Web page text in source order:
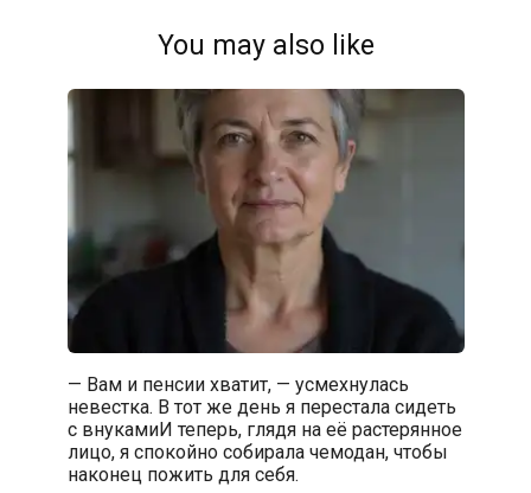
You may also like
— Вам и пенсии хватит, — усмехнулась
невестка. В тот же день я перестала сидеть
с внукамиИ теперь, глядя на её растерянное
лицо, я спокойно собирала чемодан, чтобы
наконец пожить для себя.